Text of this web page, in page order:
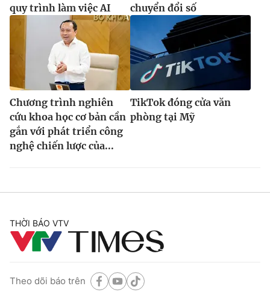
quy trình làm việc AI
chuyển đổi số
Chương trình nghiên
cứu khoa học cơ bản cần
gắn với phát triển công
nghệ chiến lược của...
TikTok đóng cửa văn
phòng tại Mỹ
THỜI BÁO VTV
Theo dõi báo trên